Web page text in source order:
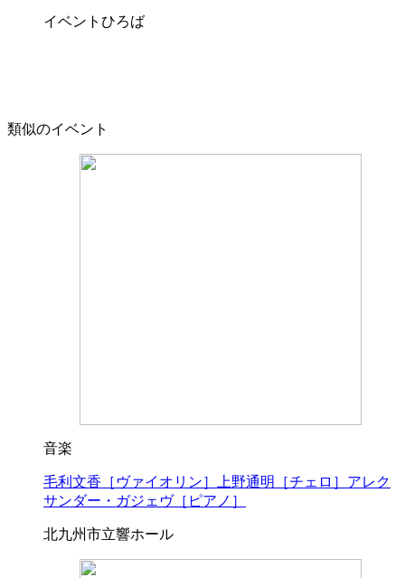
イベントひろば
類似のイベント
音楽
毛利文香［ヴァイオリン］上野通明［チェロ］アレク
サンダー・ガジェヴ［ピアノ］
北九州市立響ホール